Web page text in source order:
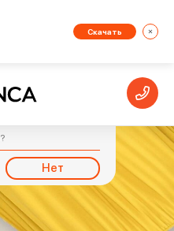
Скачать
?
Нет